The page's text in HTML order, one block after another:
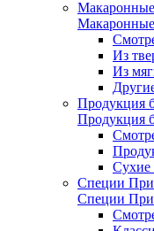
Из
Из
Продукция
Продукция
Сухие
Специи
Специи